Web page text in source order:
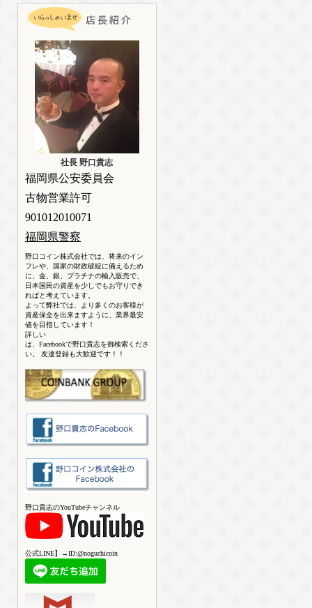
社長 野口貴志
福岡県公安委員会
古物営業許可
901012010071
福岡県警察
野口コイン株式会社では、将来のイン
フレや、国家の財政破綻に備えるため
に、金、銀、プラチナの輸入販売で、
日本国民の資産を少しでもお守りでき
ればと考えています。
よって弊社では、より多くのお客様が
資産保全を出来ますように、業界最安
値を目指しています！
詳しい
は、Facebookで野口貴志を御検索くださ
い。 友達登録も大歓迎です！！
野口貴志のYouTubeチャンネル
公式LINE】→ID:@noguchicoin